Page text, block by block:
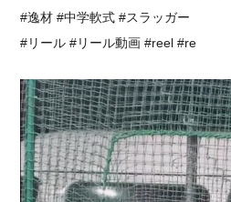
#逸材 #中学軟式 #スラッガー
#リール #リール動画 #reel #re